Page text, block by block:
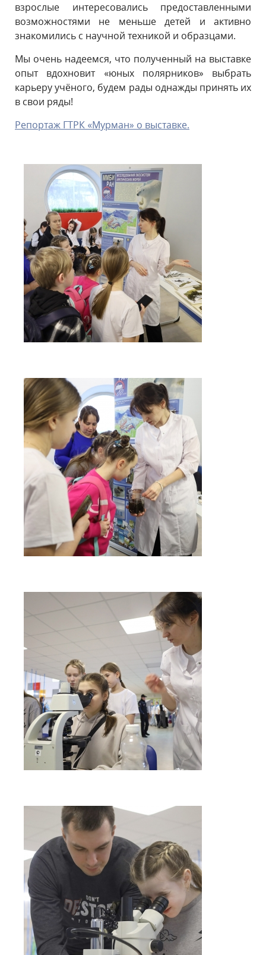
взрослые интересовались предоставленными
возможностями не меньше детей и активно
знакомились с научной техникой и образцами.
Мы очень надеемся, что полученный на выставке
опыт вдохновит «юных полярников» выбрать
карьеру учёного, будем рады однажды принять их
в свои ряды!
Репортаж ГТРК «Мурман» о выставке.